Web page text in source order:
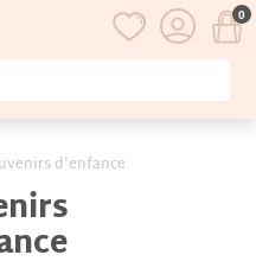
d'enfance
0